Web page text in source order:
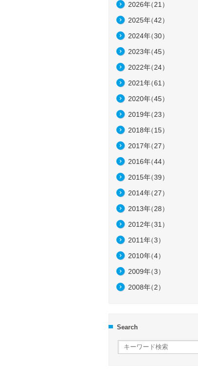
2026年（21）
2025年（42）
2024年（30）
2023年（45）
2022年（24）
2021年（61）
2020年（45）
2019年（23）
2018年（15）
2017年（27）
2016年（44）
2015年（39）
2014年（27）
2013年（28）
2012年（31）
2011年（3）
2010年（4）
2009年（3）
2008年（2）
Search